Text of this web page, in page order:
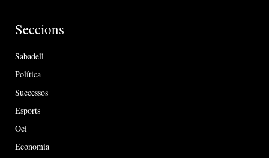
Seccions
Sabadell
Política
Successos
Esports
Oci
Economia